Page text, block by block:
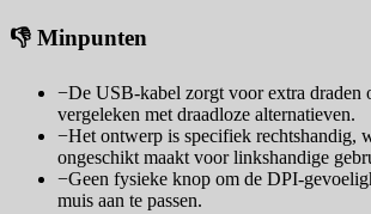
👎 Minpunten
−De USB-kabel zorgt voor extra draden
vergeleken met draadloze alternatieven.
−Het ontwerp is specifiek rechtshandig,
ongeschikt maakt voor linkshandige
−Geen fysieke knop om de DPI-
muis aan te passen.